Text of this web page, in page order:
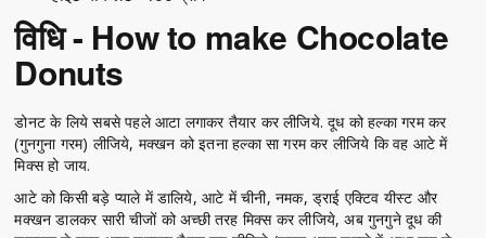
विधि - How to make Chocolate
Donuts
डोनट के लिये सबसे पहले आटा लगाकर तैयार कर लीजिये. दूध को हल्का गरम कर
(गुनगुना गरम) लीजिये, मक्खन को इतना हल्का सा गरम कर लीजिये कि वह आटे में
मिक्स हो जाय.
आटे को किसी बड़े प्याले में डालिये, आटे में चीनी, नमक, ड्राई एक्टिव यीस्ट और
मक्खन डालकर सारी चीजों को अच्छी तरह मिक्स कर लीजिये, अब गुनगुने दूध की